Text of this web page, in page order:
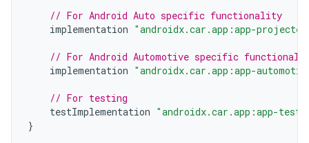
// For Android Auto specific functionality
implementation "androidx.car.app:app-
// For Android Automotive specific
implementation "androidx.car.app:app-
// For testing
testImplementation "androidx.car.app:app-
}